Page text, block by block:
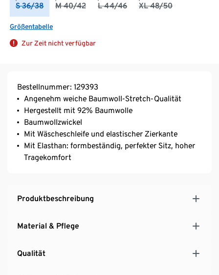
S 36/38 M 40/42 L 44/46 XL 48/50
Größentabelle
Zur Zeit nicht verfügbar
Bestellnummer: 129393
Angenehm weiche Baumwoll-Stretch-Qualität
Hergestellt mit 92% Baumwolle
Baumwollzwickel
Mit Wäscheschleife und elastischer Zierkante
Mit Elasthan: formbeständig, perfekter Sitz, hoher
Tragekomfort
Produktbeschreibung
Material & Pflege
Qualität